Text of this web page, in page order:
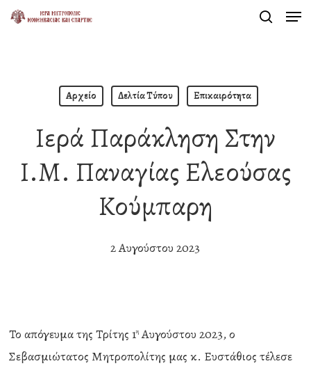
Skip
Αρχείο Δελτία Τύπου Επικαιρότητα
Ιερά Παράκληση Στην
Ι.Μ. Παναγίας Ελεούσας
Κούμπαρη
2 Αυγούστου 2023
Το απόγευμα της Τρίτης 1η Αυγούστου 2023, ο
Σεβασμιώτατος Μητροπολίτης μας κ. Ευστάθιος τέλεσε